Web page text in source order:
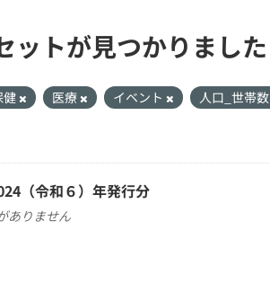
ットが見つかりました
健 医療 イベント 人口_世帯数
（令和６）年発行分
ありません